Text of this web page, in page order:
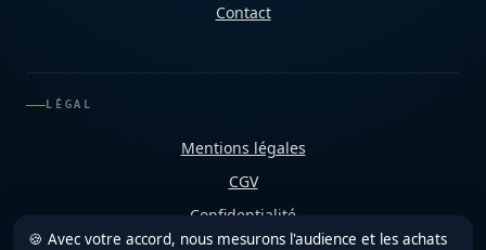
Contact
LÉGAL
Mentions légales
CGV
Confidentialité
🍪 Avec votre accord, nous mesurons l'audience et les achats